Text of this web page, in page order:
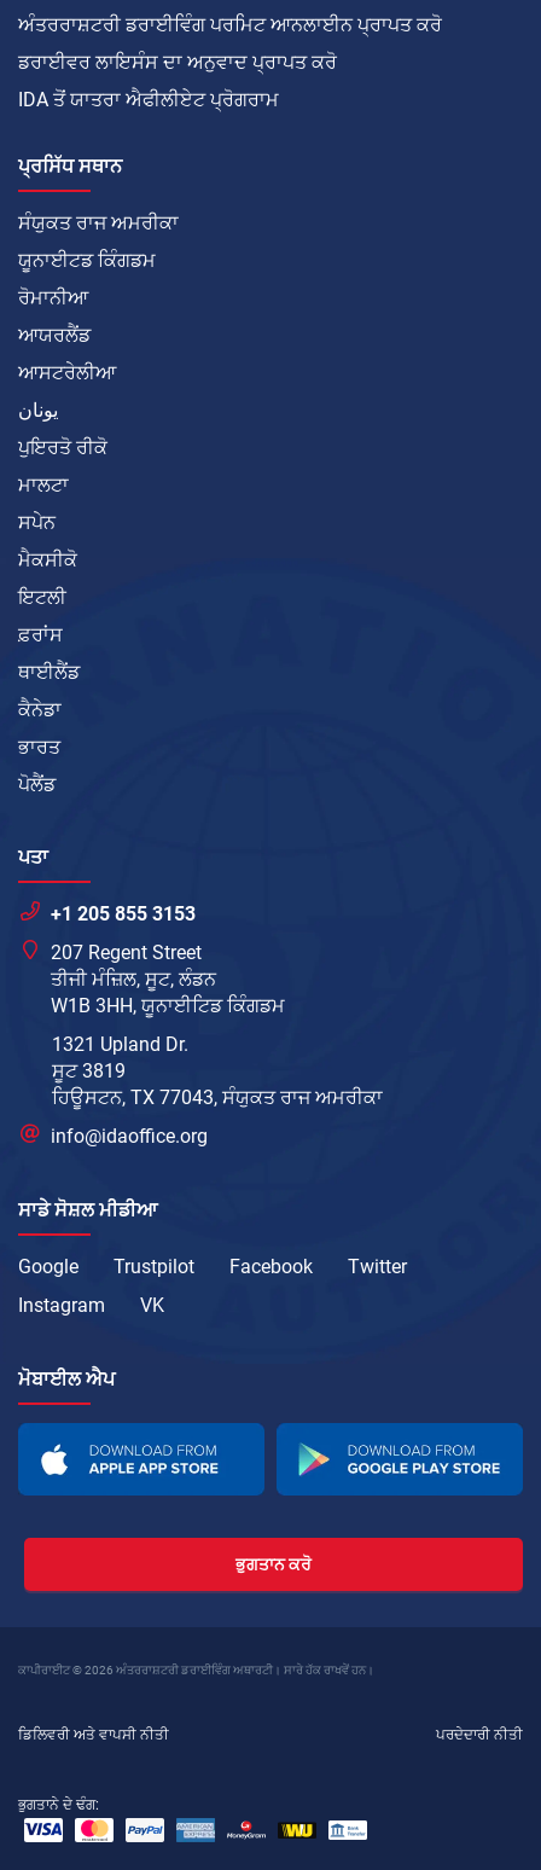
ਅੰਤਰਰਾਸ਼ਟਰੀ ਡਰਾਈਵਿੰਗ ਪਰਮਿਟ ਆਨਲਾਈਨ ਪ੍ਰਾਪਤ ਕਰੋ
ਡਰਾਈਵਰ ਲਾਇਸੰਸ ਦਾ ਅਨੁਵਾਦ ਪ੍ਰਾਪਤ ਕਰੋ
IDA ਤੋਂ ਯਾਤਰਾ ਐਫੀਲੀਏਟ ਪ੍ਰੋਗਰਾਮ
ਪ੍ਰਸਿੱਧ ਸਥਾਨ
ਸੰਯੁਕਤ ਰਾਜ ਅਮਰੀਕਾ
ਯੂਨਾਈਟਡ ਕਿੰਗਡਮ
ਰੋਮਾਨੀਆ
ਆਯਰਲੈਂਡ
ਆਸਟਰੇਲੀਆ
يونان
ਪੁਇਰਤੋ ਰੀਕੋ
ਮਾਲਟਾ
ਸਪੇਨ
ਮੈਕਸੀਕੋ
ਇਟਲੀ
ਫ਼ਰਾਂਸ
ਥਾਈਲੈਂਡ
ਕੈਨੇਡਾ
ਭਾਰਤ
ਪੋਲੈਂਡ
ਪਤਾ
+1 205 855 3153
207 Regent Street
ਤੀਜੀ ਮੰਜ਼ਿਲ, ਸੂਟ, ਲੰਡਨ
W1B 3HH, ਯੂਨਾਈਟਿਡ ਕਿੰਗਡਮ
1321 Upland Dr.
ਸੂਟ 3819
ਹਿਊਸਟਨ, TX 77043, ਸੰਯੁਕਤ ਰਾਜ ਅਮਰੀਕਾ
info@idaoffice.org
ਸਾਡੇ ਸੋਸ਼ਲ ਮੀਡੀਆ
Google Trustpilot Facebook
Twitter
Instagram
VK
ਮੋਬਾਈਲ ਐਪ
ਭੁਗਤਾਨ ਕਰੋ
ਕਾਪੀਰਾਈਟ © 2026 ਅੰਤਰਰਾਸ਼ਟਰੀ ਡਰਾਈਵਿੰਗ ਅਥਾਰਟੀ। ਸਾਰੇ ਹੱਕ ਰਾਖਵੇਂ ਹਨ।
ਡਿਲਿਵਰੀ ਅਤੇ ਵਾਪਸੀ ਨੀਤੀ ਪਰਦੇਦਾਰੀ ਨੀਤੀ
ਭੁਗਤਾਨੇ ਦੇ ਢੰਗ: